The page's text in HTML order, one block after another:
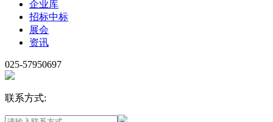
企业库
招标中标
展会
资讯
025-57950697
联系方式: